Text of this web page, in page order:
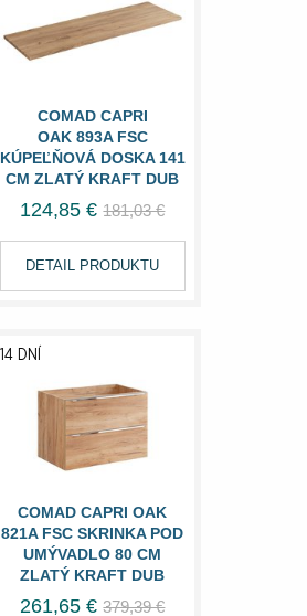
COMAD CAPRI
OAK 893A FSC
KÚPEĽŇOVÁ DOSKA 141
CM ZLATÝ KRAFT DUB
124,85 € 181,03 €
DETAIL PRODUKTU
COMAD CAPRI OAK
821A FSC SKRINKA POD
UMÝVADLO 80 CM
ZLATÝ KRAFT DUB
14 DNÍ
261,65 € 379,39 €